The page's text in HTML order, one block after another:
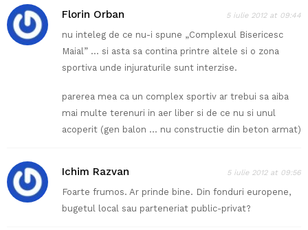
Florin Orban 5 iulie 2012 at 09:44
nu inteleg de ce nu-i spune „Complexul Bisericesc
Maial” … si asta sa contina printre altele si o zona
sportiva unde injuraturile sunt interzise.
parerea mea ca un complex sportiv ar trebui sa aiba
mai multe terenuri in aer liber si de ce nu si unul
acoperit (gen balon … nu constructie din beton armat)
Ichim Razvan 5 iulie 2012 at 09:56
Foarte frumos. Ar prinde bine. Din fonduri europene,
bugetul local sau parteneriat public-privat?